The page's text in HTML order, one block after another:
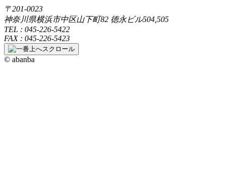
〒201-0023
神奈川県横浜市中区山下町82 徳永ビル504,505
TEL : 045-226-5422
FAX : 045-226-5423
© abanba